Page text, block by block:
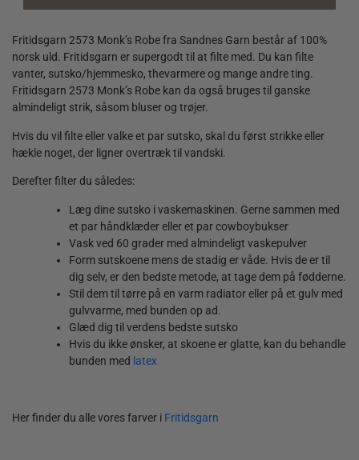
Fritidsgarn 2573 Monk’s Robe fra Sandnes Garn består af 100%
norsk uld. Fritidsgarn er supergodt til at filte med. Du kan filte
vanter, sutsko/hjemmesko, thevarmere og mange andre ting.
Fritidsgarn 2573 Monk’s Robe kan da også bruges til ganske
almindeligt strik, såsom bluser og trøjer.
Hvis du vil filte eller valke et par sutsko, skal du først strikke eller
hækle noget, der ligner overtræk til vandski.
Derefter filter du således:
Læg dine sutsko i vaskemaskinen. Gerne sammen med
et par håndklæder eller et par cowboybukser
Vask ved 60 grader med almindeligt vaskepulver
Form sutskoene mens de stadig er våde. Hvis de er til
dig selv, er den bedste metode, at tage dem på fødderne.
Stil dem til tørre på en varm radiator eller på et gulv med
gulvvarme, med bunden op ad.
Glæd dig til verdens bedste sutsko
Hvis du ikke ønsker, at skoene er glatte, kan du behandle
bunden med latex
Her finder du alle vores farver i Fritidsgarn